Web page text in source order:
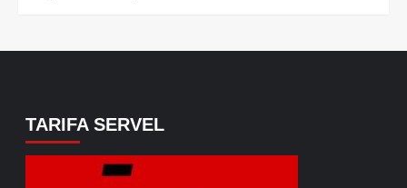
TARIFA SERVEL